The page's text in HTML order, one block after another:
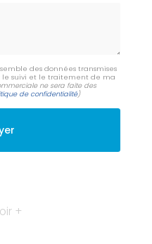
des données transmises
suivi et le traitement de ma
ne sera faite des
de confidentialité)
+